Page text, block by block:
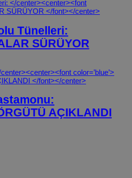
Tünelleri:
SÜRÜYOR
AÇIKLANDI